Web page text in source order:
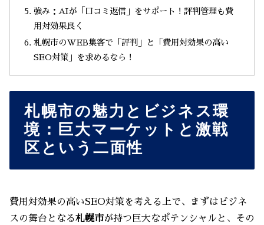
強み：AIが「口コミ返信」をサポート！評判管理も費
用対効果良く
札幌市のWEB集客で「評判」と「費用対効果の高い
SEO対策」を求めるなら！
札幌市の魅力とビジネス環
境：巨大マーケットと激戦
区という二面性
費用対効果の高いSEO対策を考える上で、まずはビジネ
スの舞台となる札幌市が持つ巨大なポテンシャルと、その